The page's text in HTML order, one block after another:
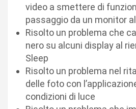
video a smettere di
passaggio da un monitor
Risolto un problema che
nero su alcuni display al
Sleep
Risolto un problema nel
delle foto con
condizioni di luce